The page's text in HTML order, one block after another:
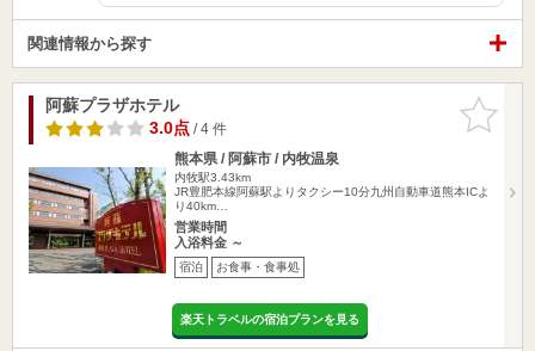
関連情報から探す
お気に入
りに追加
阿蘇プラザホテル
3.0点/ 4 件
熊本県 / 阿蘇市 / 内牧温泉
内牧駅3.43km
JR豊肥本線阿蘇駅よりタクシー10分九州自動車道熊本ICよ
り40km…
営業時間
入浴料金 ～
宿泊 お食事・食事処
楽天トラベルの宿泊プランを見る